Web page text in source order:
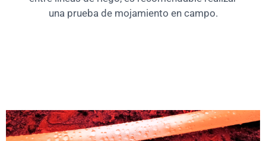
una prueba de mojamiento en campo.